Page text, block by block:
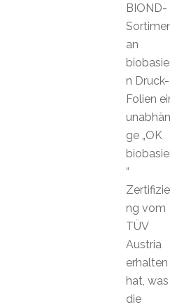
BIOND-
an
n Druck-
Folien
ge „OK
“
ng vom
TÜV
Austria
erhalten
hat, was
die